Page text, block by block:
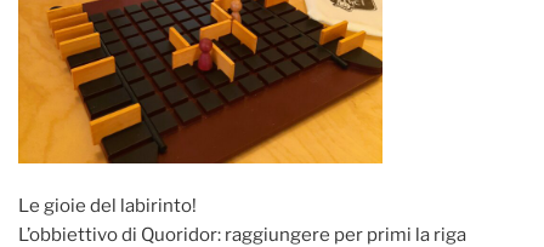
Le gioie del labirinto!
L’obbiettivo di Quoridor: raggiungere per primi la riga